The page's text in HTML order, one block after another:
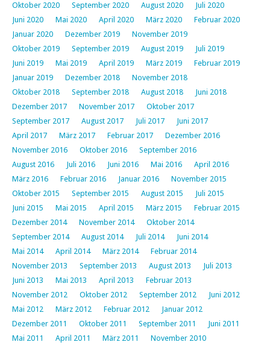
Oktober 2020
September 2020 August 2020
Juli 2020
Juni 2020
Mai 2020 April 2020 März 2020
Februar 2020
Januar 2020
Dezember 2019
November 2019
Oktober 2019
September 2019 August 2019
Juli 2019
Juni 2019
Mai 2019 April 2019 März 2019
Februar 2019
Januar 2019
Dezember 2018
November 2018
Oktober 2018
September 2018 August 2018
Juni 2018
Dezember 2017
November 2017
Oktober 2017
September 2017
August 2017 Juli 2017
Juni 2017
April 2017
März 2017 Februar 2017
Dezember 2016
November 2016
Oktober 2016
September 2016
August 2016
Juli 2016 Juni 2016 Mai 2016
April 2016
März 2016
Februar 2016 Januar 2016
November 2015
Oktober 2015
September 2015 August 2015
Juli 2015
Juni 2015
Mai 2015 April 2015 März 2015
Februar 2015
Dezember 2014
November 2014
Oktober 2014
September 2014
August 2014 Juli 2014
Juni 2014
Mai 2014
April 2014 März 2014
Februar 2014
November 2013
September 2013 August 2013
Juli 2013
Juni 2013
Mai 2013 April 2013
Februar 2013
November 2012
Oktober 2012 September 2012
Juni 2012
Mai 2012
März 2012 Februar 2012
Januar 2012
Dezember 2011
Oktober 2011 September 2011
Juni 2011
Mai 2011
April 2011 März 2011 November 2010